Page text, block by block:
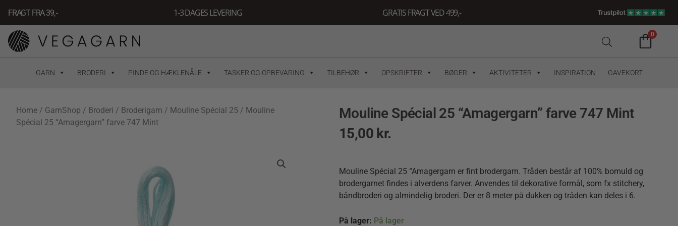
indholdet
FRAGT FRA 39, - 1-3 DAGES LEVERING GRATIS FRAGT VED 499,-
0
GARN BRODERI PINDE OG HÆKLENÅLE TASKER OG OPBEVARING TILBEHØR OPSKRIFTER BØGER AKTIVITETER INSPIRATION GAVEKORT
Home / GarnShop / Broderi / Broderigarn / Mouline Spécial 25 / Mouline
Spécial 25 “Amagergarn” farve 747 Mint
Mouline Spécial 25 “Amagergarn” farve 747 Mint
15,00 kr.
Mouline Spécial 25 “Amagergarn er fint brodergarn. Tråden består af 100% bomuld og
brodergarnet findes i alverdens farver. Anvendes til dekorative formål, som fx stitchery,
båndbroderi og almindelig broderi. Der er 8 meter på dukken og tråden kan deles i 6.
På lager: På lager
Mouline